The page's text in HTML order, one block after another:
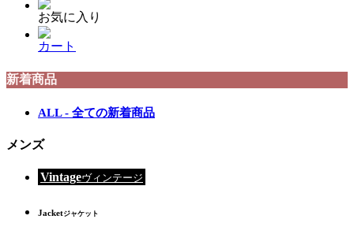
お気に入り
カート
新着商品
ALL - 全ての新着商品
メンズ
Vintageヴィンテージ
Jacketジャケット